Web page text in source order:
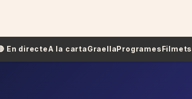
En directeA la cartaGraellaProgramesFilmets